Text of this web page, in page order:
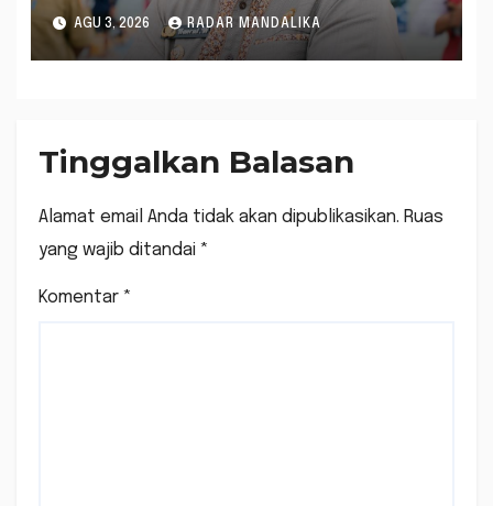
AGU 3, 2026 RADAR MANDALIKA
Tinggalkan Balasan
Alamat email Anda tidak akan dipublikasikan. Ruas
yang wajib ditandai *
Komentar *